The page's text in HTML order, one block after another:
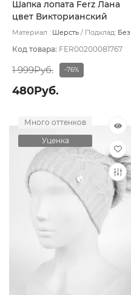
Шапка лопата Ferz Лана
цвет Викторианский
красный
Материал : Шерсть Подклад: Без
Код товара: FER00200081767
1 999Руб. -76%
480Руб.
Много оттенков
Уценка